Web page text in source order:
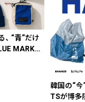
“青”だけ
MARKE
"から出会
韓国の“今
TSが博多